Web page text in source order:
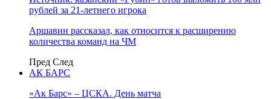
рублей за 21-летнего игрока
Аршавин рассказал, как относится к расширению
количества команд на ЧМ
Пред След
АК БАРС
«Ак Барс» – ЦСКА. День матча